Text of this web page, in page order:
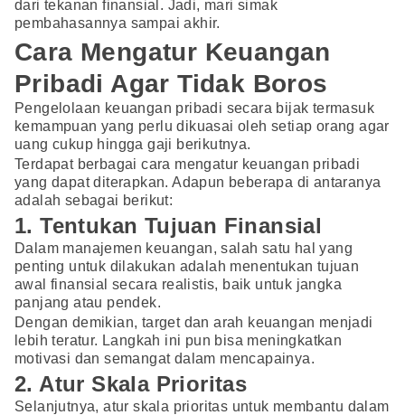
dari tekanan finansial. Jadi, mari simak
pembahasannya sampai akhir.
Cara Mengatur Keuangan
Pribadi Agar Tidak Boros
Pengelolaan keuangan pribadi secara bijak termasuk
kemampuan yang perlu dikuasai oleh setiap orang agar
uang cukup hingga gaji berikutnya.
Terdapat berbagai cara mengatur keuangan pribadi
yang dapat diterapkan. Adapun beberapa di antaranya
adalah sebagai berikut:
1. Tentukan Tujuan Finansial
Dalam manajemen keuangan, salah satu hal yang
penting untuk dilakukan adalah menentukan tujuan
awal finansial secara realistis, baik untuk jangka
panjang atau pendek.
Dengan demikian, target dan arah keuangan menjadi
lebih teratur. Langkah ini pun bisa meningkatkan
motivasi dan semangat dalam mencapainya.
2. Atur Skala Prioritas
Selanjutnya, atur skala prioritas untuk membantu dalam